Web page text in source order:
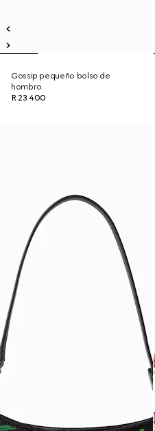
Gossip pequeño bolso de
hombro
R 23 400